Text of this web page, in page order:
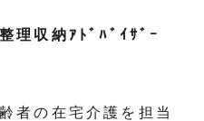
収納ｱﾄﾞﾊﾞｲｻﾞｰ
者の在宅介護を担当